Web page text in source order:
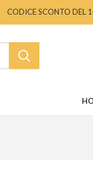
CODICE SCONTO DEL